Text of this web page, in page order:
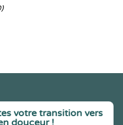
votre transition vers
douceur !